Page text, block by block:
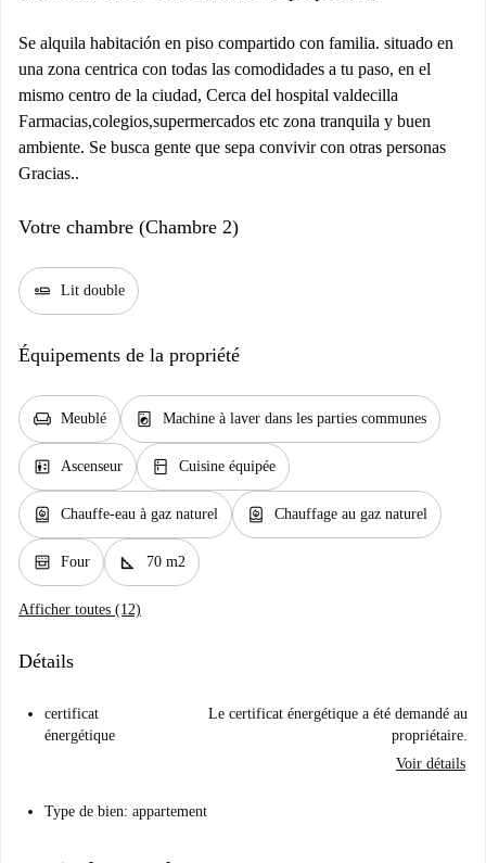
Se alquila habitación en piso compartido con familia. situado en
una zona centrica con todas las comodidades a tu paso, en el
mismo centro de la ciudad, Cerca del hospital valdecilla
Farmacias,colegios,supermercados etc zona tranquila y buen
ambiente. Se busca gente que sepa convivir con otras personas
Gracias..
Votre chambre (Chambre 2)
airline_seat_flat Lit double
Équipements de la propriété
chair Meublé local_laundry_service Machine à laver dans les parties communes
elevator Ascenseur kitchen Cuisine équipée
water_heater Chauffe-eau à gaz naturel water_heater Chauffage au gaz naturel
oven_gen Four square_foot 70 m2
Afficher toutes (12)
Détails
certificat
énergétique
Le certificat énergétique a été demandé au
propriétaire.
Voir détails
Type de bien: appartement